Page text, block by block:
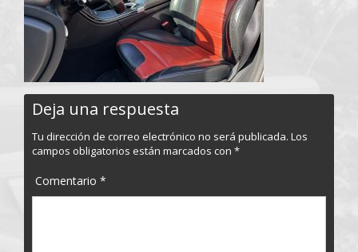
Deja una respuesta
Tu dirección de correo electrónico no será publicada. Los
campos obligatorios están marcados con *
Comentario *